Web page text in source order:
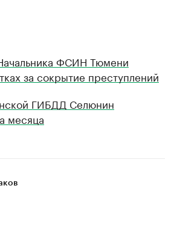
ФСИН Тюмени
за сокрытие преступлений
ГИБДД Селюнин
месяца